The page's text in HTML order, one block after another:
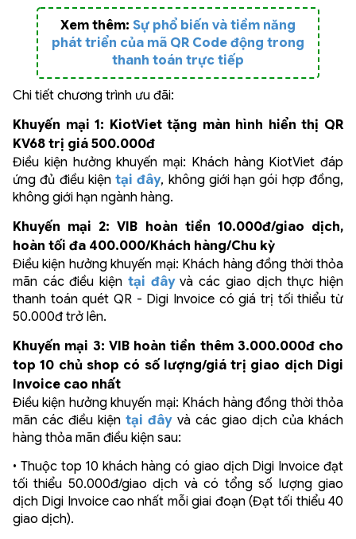
Xem thêm: Sự phổ biến và tiềm năng
phát triển của mã QR Code động trong
thanh toán trực tiếp
Chi tiết chương trình ưu đãi:
Khuyến mại 1: KiotViet tặng màn hình hiển thị QR
KV68 trị giá 500.000đ
Điều kiện hưởng khuyến mại: Khách hàng KiotViet đáp
ứng đủ điều kiệntại đây, không giới hạn gói hợp đồng,
không giới hạn ngành hàng.
Khuyến mại 2: VIB hoàn tiền 10.000đ/giao dịch,
hoàn tối đa 400.000/Khách hàng/Chu kỳ
Điều kiện hưởng khuyến mại: Khách hàng đồng thời thỏa
mãn các điều kiện tại đâyvà các giao dịch thực hiện
thanh toán quét QR - Digi Invoice có giá trị tối thiểu từ
50.000đ trở lên.
Khuyến mại 3: VIB hoàn tiền thêm 3.000.000đ cho
top 10 chủ shop có số lượng/giá trị giao dịch Digi
Invoice cao nhất
Điều kiện hưởng khuyến mại: Khách hàng đồng thời thỏa
mãn các điều kiệntại đâyvà các giao dịch của khách
hàng thỏa mãn điều kiện sau:
• Thuộc top 10 khách hàng có giao dịch Digi Invoice đạt
tối thiểu 50.000đ/giao dịch và có tổng số lượng giao
dịch Digi Invoice cao nhất mỗi giai đoạn (Đạt tối thiểu 40
giao dịch).